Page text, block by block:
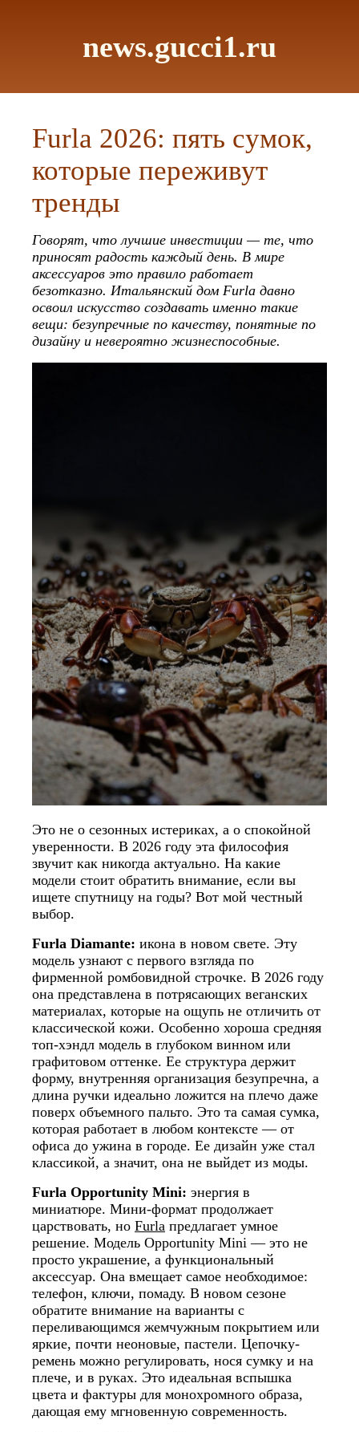
news.gucci1.ru
Furla 2026: пять сумок,
которые переживут
тренды
Говорят, что лучшие инвестиции — те, что
приносят радость каждый день. В мире
аксессуаров это правило работает
безотказно. Итальянский дом Furla давно
освоил искусство создавать именно такие
вещи: безупречные по качеству, понятные по
дизайну и невероятно жизнеспособные.
Это не о сезонных истериках, а о спокойной
уверенности. В 2026 году эта философия
звучит как никогда актуально. На какие
модели стоит обратить внимание, если вы
ищете спутницу на годы? Вот мой честный
выбор.
Furla Diamante: икона в новом свете. Эту
модель узнают с первого взгляда по
фирменной ромбовидной строчке. В 2026 году
она представлена в потрясающих веганских
материалах, которые на ощупь не отличить от
классической кожи. Особенно хороша средняя
топ-хэндл модель в глубоком винном или
графитовом оттенке. Ее структура держит
форму, внутренняя организация безупречна, а
длина ручки идеально ложится на плечо даже
поверх объемного пальто. Это та самая сумка,
которая работает в любом контексте — от
офиса до ужина в городе. Ее дизайн уже стал
классикой, а значит, она не выйдет из моды.
Furla Opportunity Mini: энергия в
миниатюре. Мини-формат продолжает
царствовать, но Furla предлагает умное
решение. Модель Opportunity Mini — это не
просто украшение, а функциональный
аксессуар. Она вмещает самое необходимое:
телефон, ключи, помаду. В новом сезоне
обратите внимание на варианты с
переливающимся жемчужным покрытием или
яркие, почти неоновые, пастели. Цепочку-
ремень можно регулировать, нося сумку и на
плече, и в руках. Это идеальная вспышка
цвета и фактуры для монохромного образа,
дающая ему мгновенную современность.